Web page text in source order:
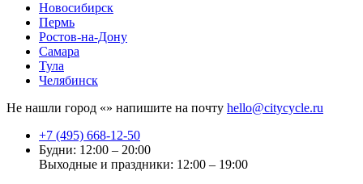
Новосибирск
Пермь
Ростов-на-Дону
Самара
Тула
Челябинск
Не нашли город «» напишите на почту hello@citycycle.ru
+7 (495) 668-12-50
Будни: 12:00 – 20:00
Выходные и праздники: 12:00 – 19:00